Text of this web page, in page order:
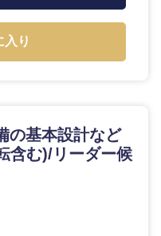
入り
の基本設計など
含む)/リーダー候